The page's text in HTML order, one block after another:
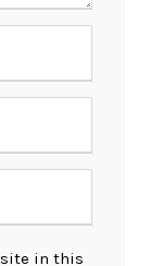
in this